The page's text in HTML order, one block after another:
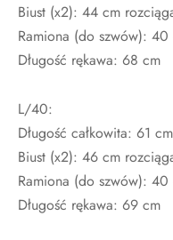
Biust (x2): 44 cm
Ramiona (do szwów): 40
Długość rękawa: 68 cm
L/40:
Długość całkowita: 61 cm
Biust (x2): 46 cm
Ramiona (do szwów): 40
Długość rękawa: 69 cm